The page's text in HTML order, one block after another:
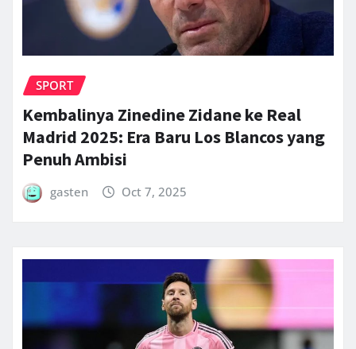
SPORT
Kembalinya Zinedine Zidane ke Real
Madrid 2025: Era Baru Los Blancos yang
Penuh Ambisi
gasten Oct 7, 2025